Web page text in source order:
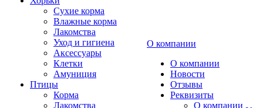
Сухие корма
Влажные корма
Лакомства
Уход и гигиена
Аксессуары
Клетки
Амуниция
Птицы
Корма
Лакомства
О компании
О компании
Новости
Отзывы
Реквизиты
О компании